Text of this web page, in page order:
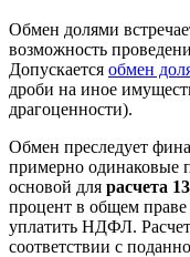
Обмен долями
возможность
Допускается обмен
дроби на иное
драгоценности).
Обмен преследует
примерно одинаковые
основой для расчета
процент в общем
уплатить НДФЛ.
соответствии с